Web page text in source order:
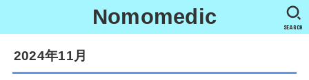
Nomomedic SEARCH
2024年11月